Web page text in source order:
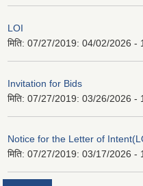
LOI
मिति: 07/27/2019: 04/02/2026 -
Invitation for Bids
मिति: 07/27/2019: 03/26/2026 -
Notice for the Letter of
मिति: 07/27/2019: 03/17/2026 -